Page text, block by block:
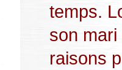
temps.
son
raisons